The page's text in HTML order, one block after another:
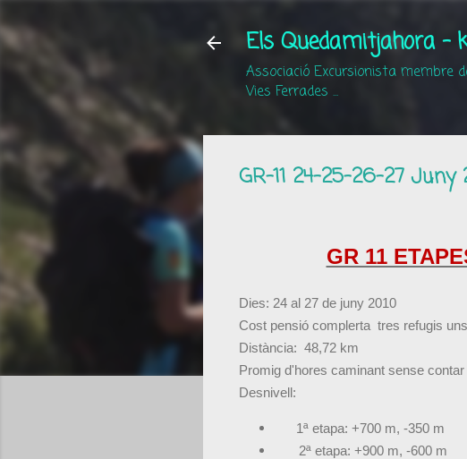
Els Quedamitjahora -
Associació Excursionista membre
Vies Ferrades ...
GR-11 24-25-26-27 Juny
GR 11
Dies: 24 al 27 de juny 2010
Cost pensió complerta tres refugis
Distància: 48,72 km
Promig d'hores caminant sense
Desnivell:
1ª etapa: +700 m, -350 m
2ª etapa: +900 m, -600 m